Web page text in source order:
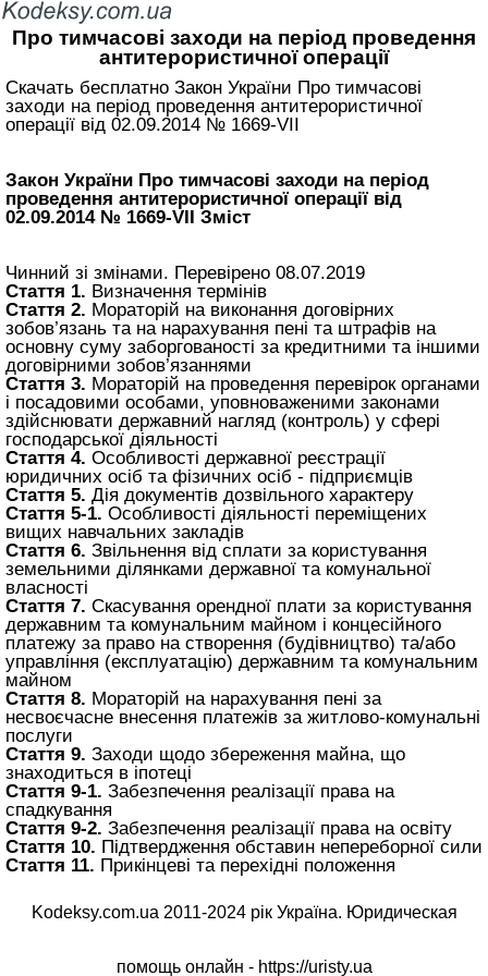
Про тимчасові заходи на період проведення
антитерористичної операції
Скачать бесплатно Закон України Про тимчасові
заходи на період проведення антитерористичної
операції від 02.09.2014 № 1669-VII
Закон України Про тимчасові заходи на період
проведення антитерористичної операції від
02.09.2014 № 1669-VII Зміст
Чинний зі змінами. Перевірено 08.07.2019
Стаття 1. Визначення термінів
Стаття 2. Мораторій на виконання договірних
зобов’язань та на нарахування пені та штрафів на
основну суму заборгованості за кредитними та іншими
договірними зобов’язаннями
Стаття 3. Мораторій на проведення перевірок органами
і посадовими особами, уповноваженими законами
здійснювати державний нагляд (контроль) у сфері
господарської діяльності
Стаття 4. Особливості державної реєстрації
юридичних осіб та фізичних осіб - підприємців
Стаття 5. Дія документів дозвільного характеру
Стаття 5-1. Особливості діяльності переміщених
вищих навчальних закладів
Стаття 6. Звільнення від сплати за користування
земельними ділянками державної та комунальної
власності
Стаття 7. Скасування орендної плати за користування
державним та комунальним майном і концесійного
платежу за право на створення (будівництво) та/або
управління (експлуатацію) державним та комунальним
майном
Стаття 8. Мораторій на нарахування пені за
несвоєчасне внесення платежів за житлово-комунальні
послуги
Стаття 9. Заходи щодо збереження майна, що
знаходиться в іпотеці
Стаття 9-1. Забезпечення реалізації права на
спадкування
Стаття 9-2. Забезпечення реалізації права на освіту
Стаття 10. Підтвердження обставин непереборної сили
Стаття 11. Прикінцеві та перехідні положення
Kodeksy.com.ua 2011-2024 рік Україна. Юридическая
помощь онлайн - https://uristy.ua